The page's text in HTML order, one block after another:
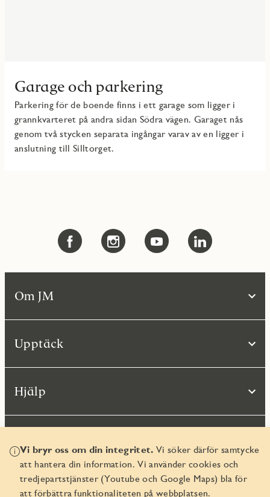
Garage och parkering
Parkering för de boende finns i ett garage som ligger i
grannkvarteret på andra sidan Södra vägen. Garaget nås
genom två stycken separata ingångar varav av en ligger i
anslutning till Silltorget.
Vi bryr oss om din integritet. Vi söker därför samtycke
att hantera din information. Vi använder cookies och
tredjepartstjänster (Youtube och Google Maps) bla för
att förbättra funktionaliteten på webbplatsen.
Om JM
Upptäck
Hjälp